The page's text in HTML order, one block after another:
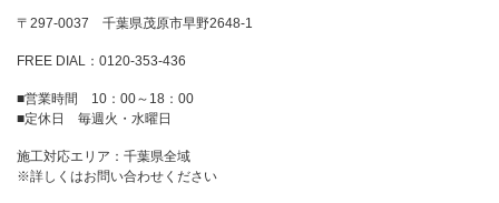
〒297-0037 千葉県茂原市早野2648-1
FREE DIAL：0120-353-436
■営業時間 10：00～18：00
■定休日 毎週火・水曜日
施工対応エリア：千葉県全域
※詳しくはお問い合わせください